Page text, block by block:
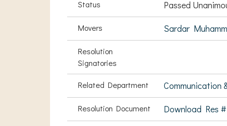
Status Passed
Movers Sardar
Resolution
Signatories
Related Department Communication
Resolution Document Download Res